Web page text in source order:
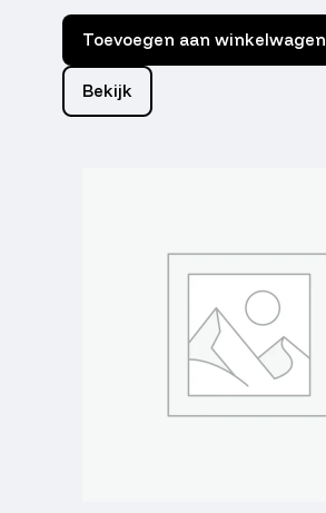
Toevoegen aan winkelwagen
Bekijk